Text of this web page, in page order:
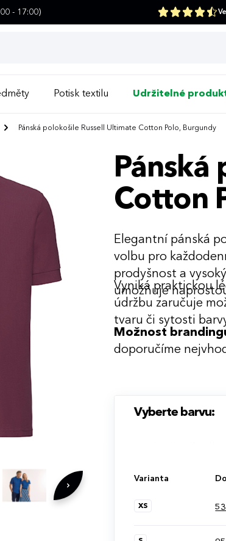
- 17:00)
Potisk textilu Udržitelné
Pánská polokošile Russell Ultimate Cotton Polo, Burgundy
Pánská
Cotton
Elegantní pánská
volbu pro
prodyšnost a
umožňuje
Vyniká praktickou
údržbu zaručuje
tvaru či sytosti
Možnost
doporučíme
Vyberte barvu:
Varianta
XS 53